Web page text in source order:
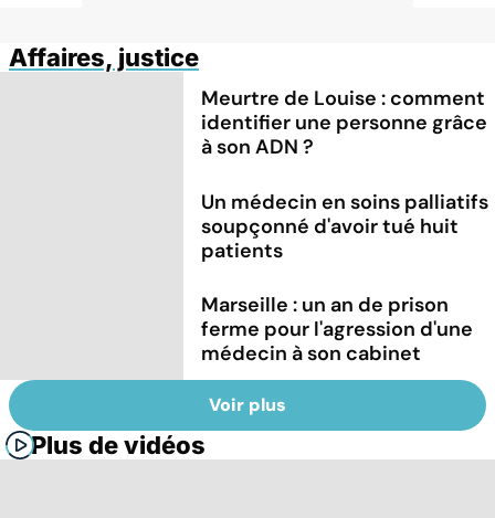
Affaires, justice
Meurtre de Louise : comment
identifier une personne grâce
à son ADN ?
Un médecin en soins palliatifs
soupçonné d'avoir tué huit
patients
Marseille : un an de prison
ferme pour l'agression d'une
médecin à son cabinet
Voir plus
Plus de vidéos